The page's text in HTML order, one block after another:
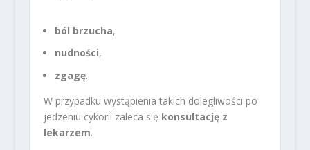
ból brzucha,
nudności,
zgagę.
W przypadku wystąpienia takich dolegliwości po
jedzeniu cykorii zaleca się konsultację z
lekarzem.